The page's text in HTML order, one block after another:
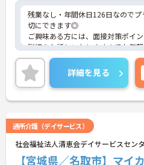
残業なし・年間休日126日なので
切にできます◎
ご興味ある方には、面接対策ポイ
詳細をお話しいたしますのでお気
い！
詳細を見る
通所介護（デイサービス）
社会福祉法人清恵会デイサービスセ
【宮城県／名取市】マ